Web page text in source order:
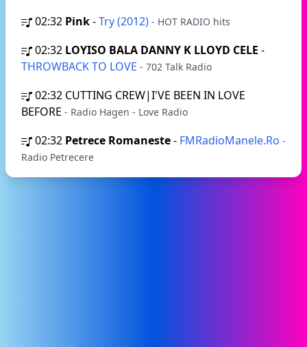
02:32 Pink-Try (2012) - HOT RADIO hits
02:32 LOYISO BALA DANNY K LLOYD CELE -
THROWBACK TO LOVE - 702 Talk Radio
02:32 CUTTING CREW|I'VE BEEN IN LOVE
BEFORE - Radio Hagen - Love Radio
02:32 Petrece Romaneste- FMRadioManele.Ro -
Radio Petrecere